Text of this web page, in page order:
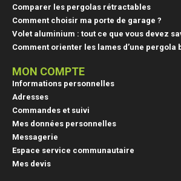
Comparer les pergolas rétractables
Comment choisir ma porte de garage ?
Volet aluminium : tout ce que vous devez
Comment orienter les lames d’une pergola
MON COMPTE
Informations personnelles
Adresses
Commandes et suivi
Mes données personnelles
Messagerie
Espace service communautaire
Mes devis